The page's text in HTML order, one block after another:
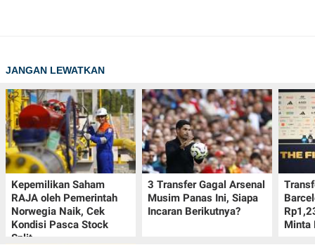
JANGAN LEWATKAN
Kepemilikan Saham
RAJA oleh Pemerintah
Norwegia Naik, Cek
Kondisi Pasca Stock
Split
3 Transfer Gagal Arsenal
Musim Panas Ini, Siapa
Incaran Berikutnya?
Minta